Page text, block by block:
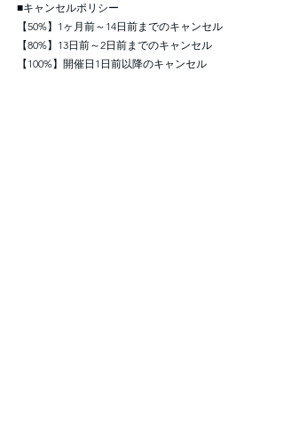
■キャンセルポリシー
【50%】1ヶ月前～14日前までのキャンセル
【80%】13日前～2日前までのキャンセル
【100%】開催日1日前以降のキャンセル